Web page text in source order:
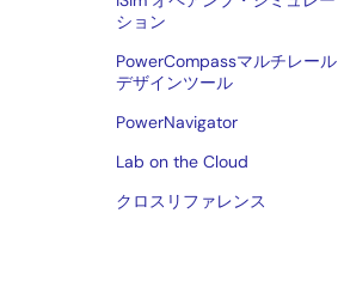
ション
PowerCompassマルチレール
デザインツール
PowerNavigator
Lab on the Cloud
クロスリファレンス